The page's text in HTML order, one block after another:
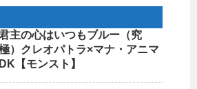
主の心はいつもブルー（究
）クレオパトラ×マナ・アニマ
DK【モンスト】